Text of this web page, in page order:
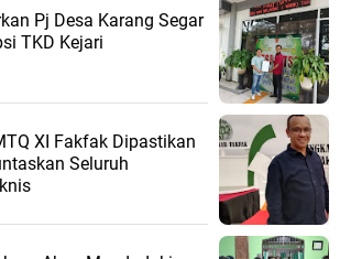
Pj Desa Karang Segar
TKD Kejari
XI Fakfak Dipastikan
Seluruh